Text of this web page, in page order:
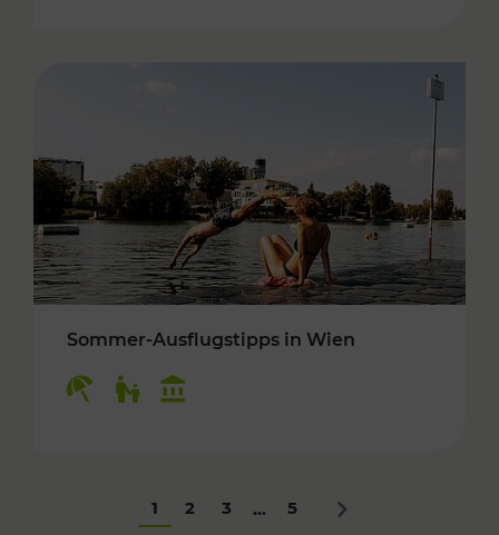
Sommer-Ausflugstipps in Wien
1 2 3 ... 5 Nächstes